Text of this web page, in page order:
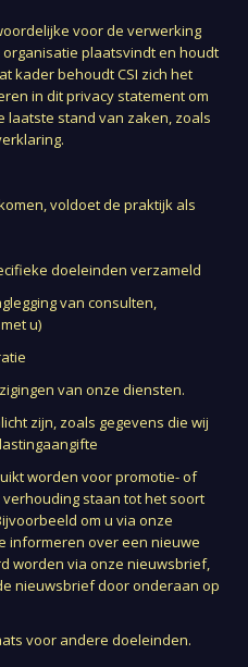
voor de verwerking
plaatsvindt en houdt
kader behoudt CSI zich het
in dit privacy statement om
laatste stand van zaken, zoals
voldoet de praktijk als
doeleinden verzameld
van consulten,
u)
van onze diensten.
zijn, zoals gegevens die wij
worden voor promotie- of
staan tot het soort
om u via onze
informeren over een nieuwe
worden via onze nieuwsbrief,
nieuwsbrief door onderaan op
voor andere doeleinden.